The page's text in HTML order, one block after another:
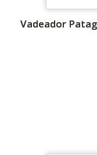
Vadeador